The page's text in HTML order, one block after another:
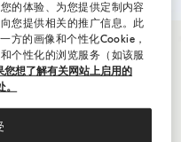
的体验、为您提供定制内容
您提供相关的推广信息。此
方的画像和个性化Cookie，
个性化的浏览服务（如该服
您想了解有关网站上启用的